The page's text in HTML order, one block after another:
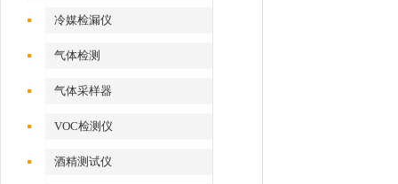
冷媒检漏仪
气体检测
气体采样器
VOC检测仪
酒精测试仪